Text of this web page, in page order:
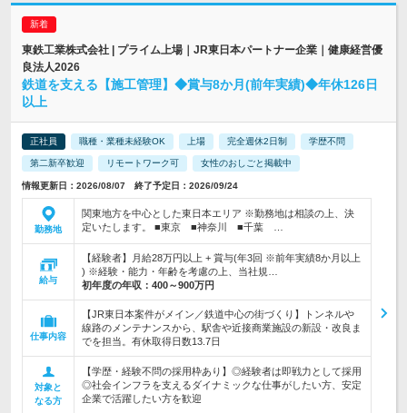
東鉄工業株式会社 | プライム上場｜JR東日本パートナー企業｜健康経営優
良法人2026
鉄道を支える【施工管理】◆賞与8か月(前年実績)◆年休126日
以上
正社員 職種・業種未経験OK 上場 完全週休2日制 学歴不問
第二新卒歓迎 リモートワーク可 女性のおしごと掲載中
情報更新日：2026/08/07 終了予定日：2026/09/24
勤務地
関東地方を中心とした東日本エリア ※勤務地は相談の上、決
定いたします。 ■東京 ■神奈川 ■千葉 …
給与
【経験者】月給28万円以上 + 賞与(年3回 ※前年実績8か月以上
) ※経験・能力・年齢を考慮の上、当社規…
初年度の年収： 400～900万円
仕事内容
【JR東日本案件がメイン／鉄道中心の街づくり】トンネルや
線路のメンテナンスから、駅舎や近接商業施設の新設・改良ま
でを担当。有休取得日数13.7日
対象と
なる方
【学歴・経験不問の採用枠あり】◎経験者は即戦力として採用
◎社会インフラを支えるダイナミックな仕事がしたい方、安定
企業で活躍したい方を歓迎